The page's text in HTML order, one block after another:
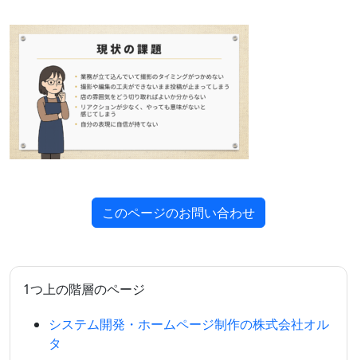
このページのお問い合わせ
1つ上の階層のページ
システム開発・ホームページ制作の株式会社オル
タ